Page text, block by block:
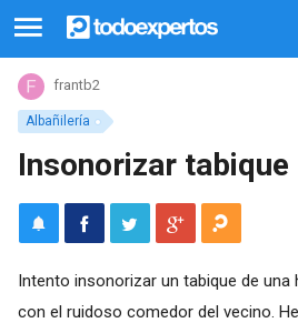
Albañilería
frantb2
Insonorizar tabique
Intento insonorizar un tabique de
con el ruidoso comedor del vecino.